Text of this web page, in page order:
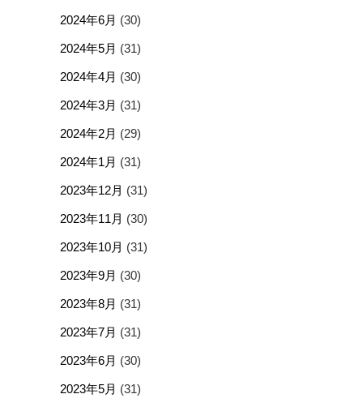
2024年6月 (30)
2024年5月 (31)
2024年4月 (30)
2024年3月 (31)
2024年2月 (29)
2024年1月 (31)
2023年12月 (31)
2023年11月 (30)
2023年10月 (31)
2023年9月 (30)
2023年8月 (31)
2023年7月 (31)
2023年6月 (30)
2023年5月 (31)